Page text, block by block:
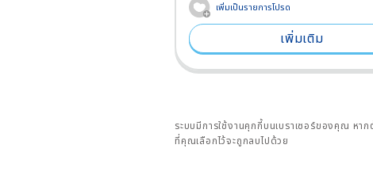
เพิ่มเป็นรายการโปรด
เพิ่มเติม
ระบบมีการใช้งานคุกกี้บนเบราเซอร์ของคุณ ห
ที่คุณเลือกไว้จะถูกลบไปด้วย